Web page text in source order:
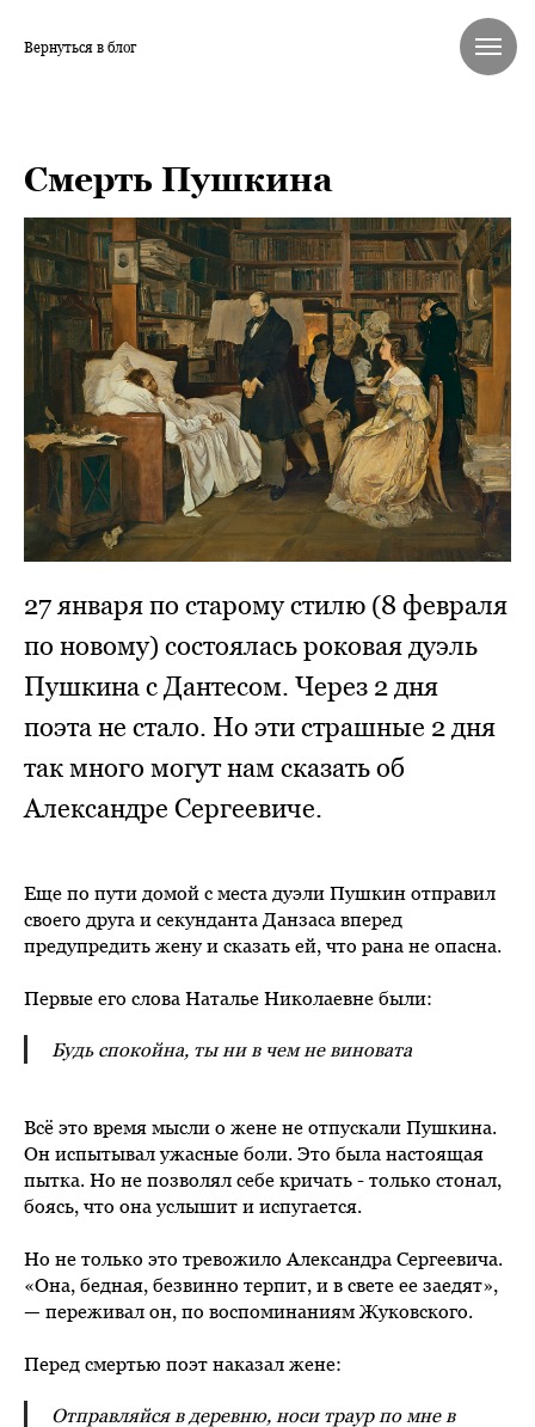
Вернуться в блог
Смерть Пушкина
27 января по старому стилю (8 февраля
по новому) состоялась роковая дуэль
Пушкина с Дантесом. Через 2 дня
поэта не стало. Но эти страшные 2 дня
так много могут нам сказать об
Александре Сергеевиче.
Еще по пути домой с места дуэли Пушкин отправил
своего друга и секунданта Данзаса вперед
предупредить жену и сказать ей, что рана не опасна.
Первые его слова Наталье Николаевне были:
Будь спокойна, ты ни в чем не виновата
Всё это время мысли о жене не отпускали Пушкина.
Он испытывал ужасные боли. Это была настоящая
пытка. Но не позволял себе кричать - только стонал,
боясь, что она услышит и испугается.
Но не только это тревожило Александра Сергеевича.
«Она, бедная, безвинно терпит, и в свете ее заедят»,
— переживал он, по воспоминаниям Жуковского.
Перед смертью поэт наказал жене:
Отправляйся в деревню, носи траур по мне в